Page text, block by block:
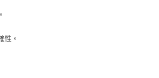
性。